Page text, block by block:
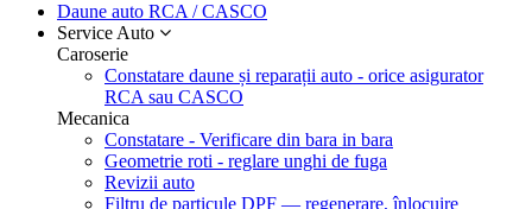
Daune auto RCA / CASCO
Service Auto
Caroserie
Constatare daune și reparații auto - orice asigurator
RCA sau CASCO
Mecanica
Constatare - Verificare din bara in bara
Geometrie roti - reglare unghi de fuga
Revizii auto
Filtru de particule DPF — regenerare, înlocuire